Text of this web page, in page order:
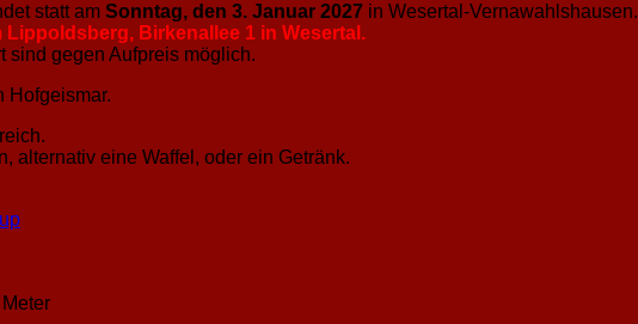
statt am Sonntag, den 3. Januar 2027 in Wesertal-Vernawahlshausen.
Birkenallee 1 in Wesertal.
sind gegen Aufpreis möglich.
Hofgeismar.
alternativ eine Waffel, oder ein Getränk.